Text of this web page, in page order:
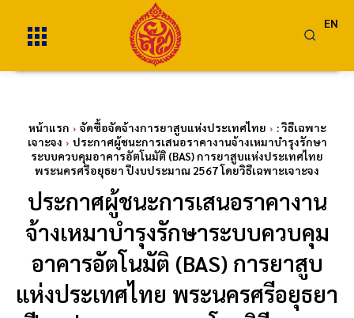
EN
หน้าแรก จัดซื้อจัดจ้างการยาสูบแห่งประเทศไทย
: วิธีเฉพาะ
เจาะจง
ประกาศผู้ชนะการเสนอราคางานจ้างเหมาบำรุงรักษา
ระบบควบคุมอาคารอัตโนมัติ (BAS) การยาสูบแห่งประเทศไทย
พระนครศรีอยุธยา ปีงบประมาณ 2567 โดยวิธีเฉพาะเจาะจง
ประกาศผู้ชนะการเสนอราคางาน
จ้างเหมาบำรุงรักษาระบบควบคุม
อาคารอัตโนมัติ (BAS) การยาสูบ
แห่งประเทศไทย พระนครศรีอยุธยา